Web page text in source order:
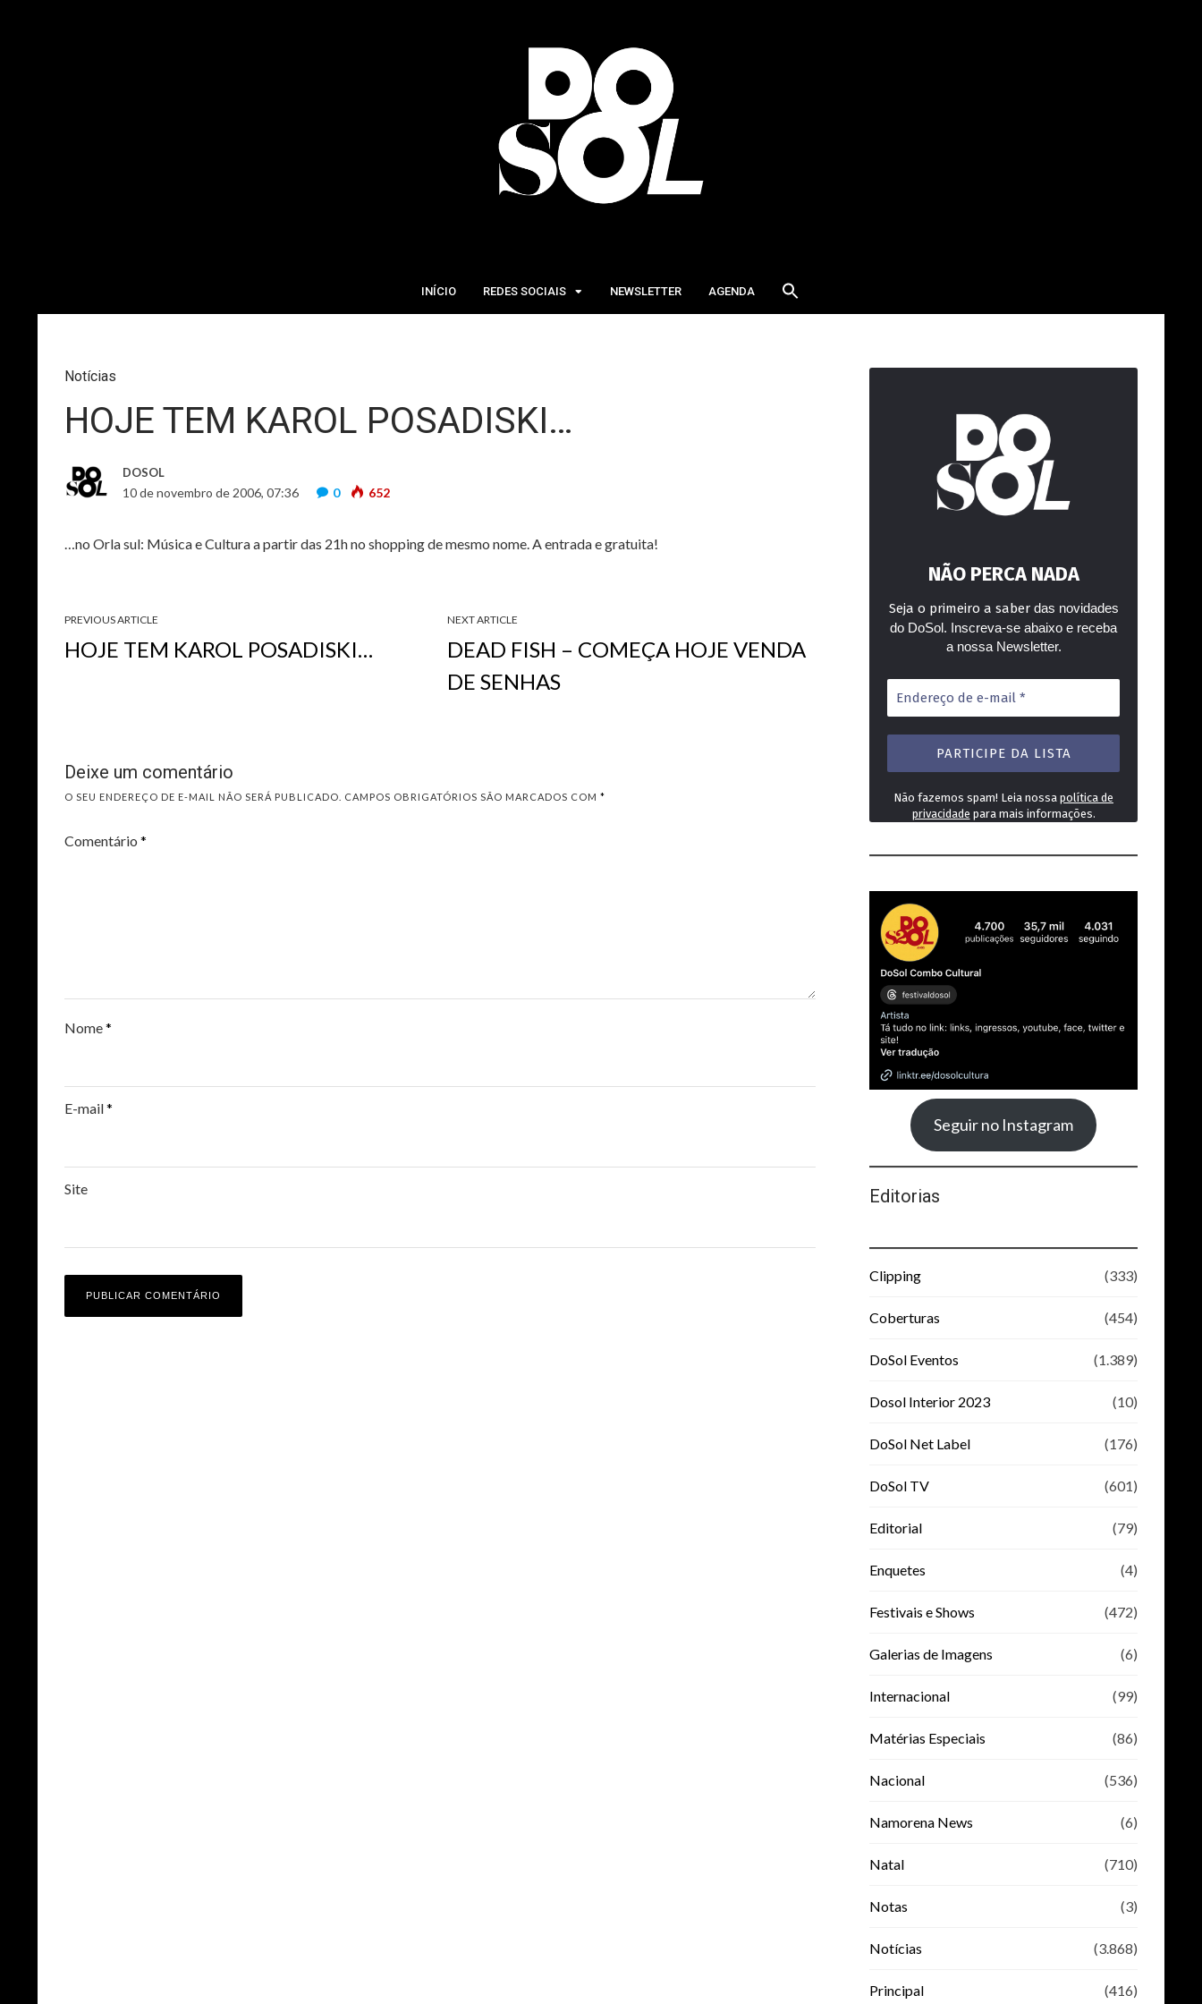
INÍCIO REDES SOCIAIS NEWSLETTER AGENDA
Notícias
HOJE TEM KAROL POSADISKI…
DOSOL
10 de novembro de 2006, 07:36 0 652
…no Orla sul: Música e Cultura a partir das 21h no shopping de mesmo nome. A entrada e gratuita!
PREVIOUS ARTICLE
HOJE TEM KAROL POSADISKI…
NEXT ARTICLE
DEAD FISH – COMEÇA HOJE VENDA
DE SENHAS
Deixe um comentário
O SEU ENDEREÇO DE E-MAIL NÃO SERÁ PUBLICADO. CAMPOS OBRIGATÓRIOS SÃO MARCADOS COM *
Comentário *
Nome*
E-mail*
Site
NÃO PERCA NADA
Seja o primeiro a saberdas novidades
do DoSol. Inscreva-se abaixo e receba
a nossa Newsletter.
Endereço
de
e-
mail
Não fazemos spam! Leia nossa política de
privacidade para mais informações.
Seguir no Instagram
Editorias
Clipping (333)
Coberturas (454)
DoSol Eventos (1.389)
Dosol Interior 2023 (10)
DoSol Net Label (176)
DoSol TV (601)
Editorial (79)
Enquetes (4)
Festivais e Shows (472)
Galerias de Imagens (6)
Internacional (99)
Matérias Especiais (86)
Nacional (536)
Namorena News (6)
Natal (710)
Notas (3)
Notícias (3.868)
Principal (416)